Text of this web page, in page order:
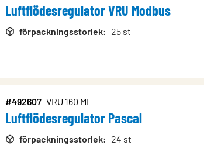
Luftflödesregulator VRU Modbus
förpackningsstorlek: 25 st
#492607 VRU 160 MF
Luftflödesregulator Pascal
förpackningsstorlek: 24 st